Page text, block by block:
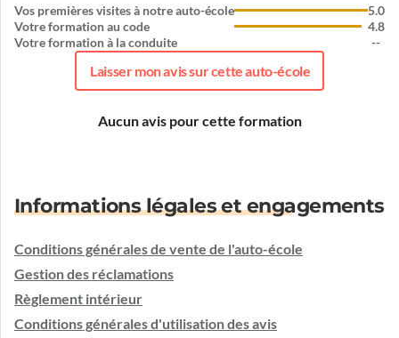
Vos premières visites à notre auto-école
Votre formation au code
Votre formation à la conduite
5.0
4.8
--
Laisser mon avis sur cette auto-école
Aucun avis pour cette formation
Informations légales et engagements
Conditions générales de vente de l'auto-école
Gestion des réclamations
Règlement intérieur
Conditions générales d'utilisation des avis